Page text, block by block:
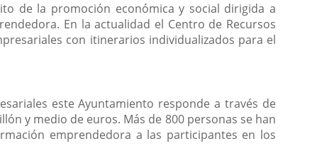
de la promoción económica y social dirigida a
En la actualidad el Centro de Recursos
con itinerarios individualizados para el
este Ayuntamiento responde a través de
y medio de euros. Más de 800 personas se han
emprendedora a las participantes en los